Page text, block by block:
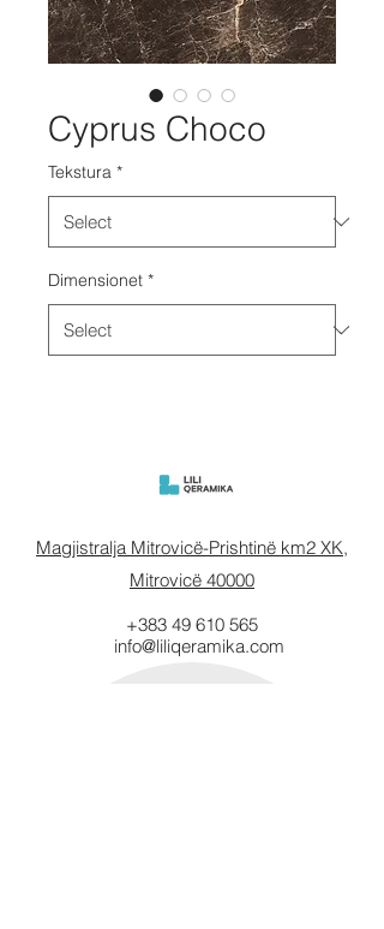
Cyprus Choco
Tekstura *
Dimensionet *
Magjistralja Mitrovicë-Prishtinë km2 XK,
Mitrovicë 40000
info@liliqeramika.com
+383 49 610 565